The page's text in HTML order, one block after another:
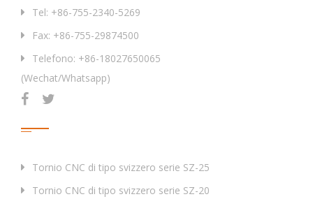
Tel: +86-755-2340-5269
Fax: +86-755-29874500
Telefono: +86-18027650065
(Wechat/Whatsapp)
Tornio CNC di tipo svizzero serie SZ-25
Tornio CNC di tipo svizzero serie SZ-20